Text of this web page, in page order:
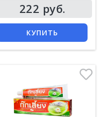
222 руб.
КУПИТЬ